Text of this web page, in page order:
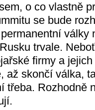
o co vlastně
se bude
války
trvale.
firmy a
až skončí válka,
třeba. Rozhodně